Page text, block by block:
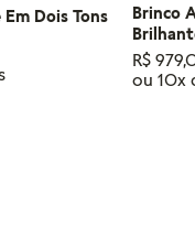
Dois Tons
Brinco
R$ 979,
ou 10x